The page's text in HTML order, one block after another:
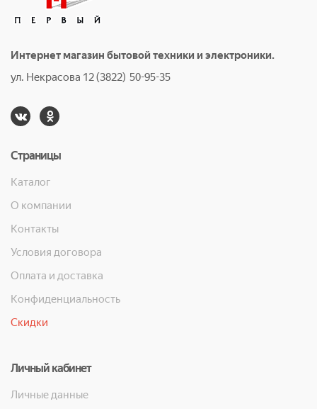
Интернет магазин бытовой техники и электроники.
ул. Некрасова 12 (3822) 50-95-35
Страницы
Каталог
О компании
Контакты
Условия договора
Оплата и доставка
Конфиденциальность
Скидки
Личный кабинет
Личные данные